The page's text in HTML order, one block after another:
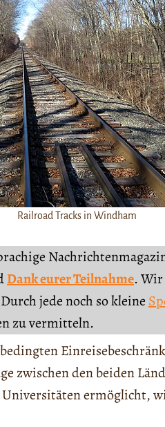
Railroad Tracks in Windham
Dank eurer Teilnahme.
jede noch so kleine
zu vermitteln.
zwischen den beiden
ermöglicht,